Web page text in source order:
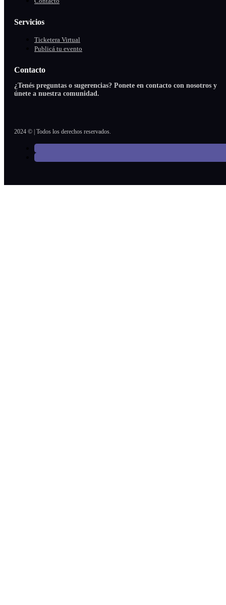
Servicios
Ticketera Virtual
Publicá tu evento
Contacto
¿Tenés preguntas o sugerencias? Ponete en contacto con nosotros y
únete a nuestra comunidad.
2024 © | Todos los derechos reservados.